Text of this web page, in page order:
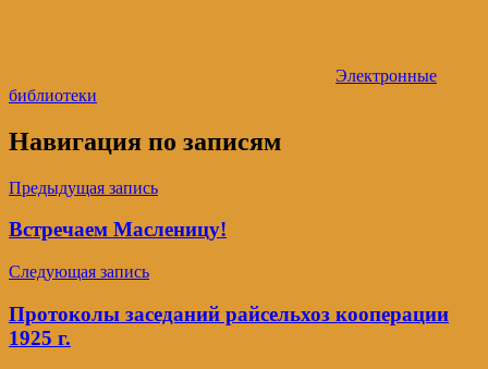
Электронные
библиотеки
Навигация по записям
Предыдущая запись
Встречаем Масленицу!
Следующая запись
Протоколы заседаний райсельхоз кооперации
1925 г.